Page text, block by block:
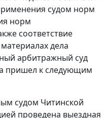
судом норм
норм
соответствие
дела
арбитражный суд
пришел к следующим
судом Читинской
проведена выездная